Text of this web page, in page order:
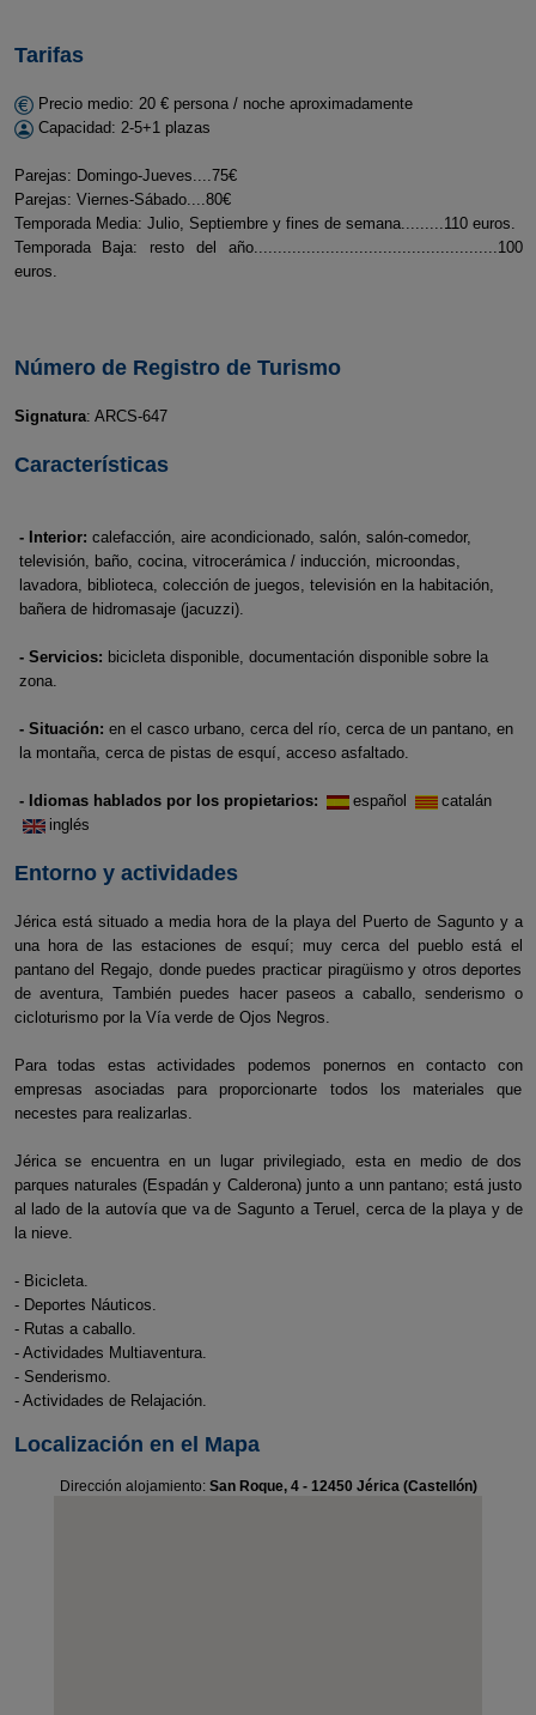
Tarifas
Precio medio: 20 € persona / noche aproximadamente
Capacidad: 2-5+1 plazas
Parejas: Domingo-Jueves....75€
Parejas: Viernes-Sábado....80€
Temporada Media: Julio, Septiembre y fines de semana.........110 euros.
Temporada Baja: resto del año...................................................100
euros.
Número de Registro de Turismo
Signatura: ARCS-647
Características
- Interior: calefacción, aire acondicionado, salón, salón-comedor,
televisión, baño, cocina, vitrocerámica / inducción, microondas,
lavadora, biblioteca, colección de juegos, televisión en la habitación,
bañera de hidromasaje (jacuzzi).
- Servicios: bicicleta disponible, documentación disponible sobre la
zona.
- Situación: en el casco urbano, cerca del río, cerca de un pantano, en
la montaña, cerca de pistas de esquí, acceso asfaltado.
- Idiomas hablados por los propietarios: español
catalán
inglés
Entorno y actividades
Jérica está situado a media hora de la playa del Puerto de Sagunto y a
una hora de las estaciones de esquí; muy cerca del pueblo está el
pantano del Regajo, donde puedes practicar piragüismo y otros deportes
de aventura, También puedes hacer paseos a caballo, senderismo o
cicloturismo por la Vía verde de Ojos Negros.
Para todas estas actividades podemos ponernos en contacto con
empresas asociadas para proporcionarte todos los materiales que
necestes para realizarlas.
Jérica se encuentra en un lugar privilegiado, esta en medio de dos
parques naturales (Espadán y Calderona) junto a unn pantano; está justo
al lado de la autovía que va de Sagunto a Teruel, cerca de la playa y de
la nieve.
- Bicicleta.
- Deportes Náuticos.
- Rutas a caballo.
- Actividades Multiaventura.
- Senderismo.
- Actividades de Relajación.
Localización en el Mapa
Dirección alojamiento: San Roque, 4 - 12450 Jérica (Castellón)